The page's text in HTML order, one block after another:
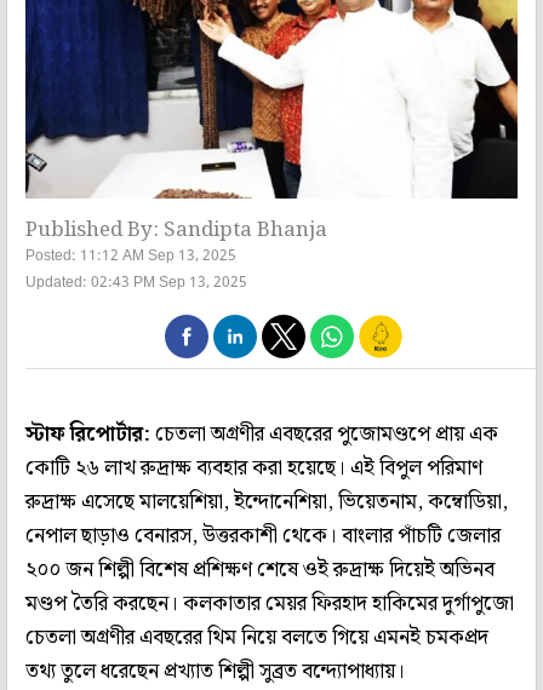
Published By: Sandipta Bhanja
Posted: 11:12 AM Sep 13, 2025
Updated: 02:43 PM Sep 13, 2025
স্টাফ রিপোর্টার:চেতলা অগ্রণীর এবছরের পুজোমণ্ডপে প্রায় এক
কোটি ২৬ লাখ রুদ্রাক্ষ ব্যবহার করা হয়েছে। এই বিপুল পরিমাণ
রুদ্রাক্ষ এসেছে মালয়েশিয়া, ইন্দোনেশিয়া, ভিয়েতনাম, কম্বোডিয়া,
নেপাল ছাড়াও বেনারস, উত্তরকাশী থেকে। বাংলার পাঁচটি জেলার
২০০ জন শিল্পী বিশেষ প্রশিক্ষণ শেষে ওই রুদ্রাক্ষ দিয়েই অভিনব
মণ্ডপ তৈরি করছেন। কলকাতার মেয়র ফিরহাদ হাকিমের দুর্গাপুজো
চেতলা অগ্রণীর এবছরের থিম নিয়ে বলতে গিয়ে এমনই চমকপ্রদ
তথ্য তুলে ধরেছেন প্রখ্যাত শিল্পী সুব্রত বন্দ্যোপাধ্যায়।